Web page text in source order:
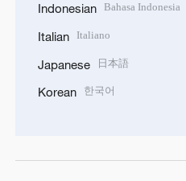
Indonesian Bahasa Indonesia
Italian Italiano
Japanese 日本語
Korean 한국어